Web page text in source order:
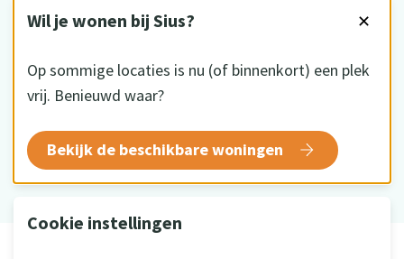
Wil je wonen bij Sius? ✕
Op sommige locaties is nu (of binnenkort) een plek
vrij. Benieuwd waar?
Bekijk de beschikbare woningen
Cookie instellingen
HKZ gecertificeerd